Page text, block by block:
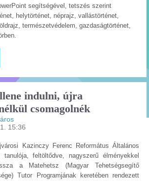
segítségével, tetszés szerint
helytörténet, néprajz, vallástörténet,
természetvédelem, gazdaságtörténet,
indulni, újra
csomagolnék
15:36
Kazinczy Ferenc Református Általános
feltöltődve, nagyszerű élményekkel
a Matehetsz (Magyar Tehetségsegítő
Tutor Programjának keretében rendezett